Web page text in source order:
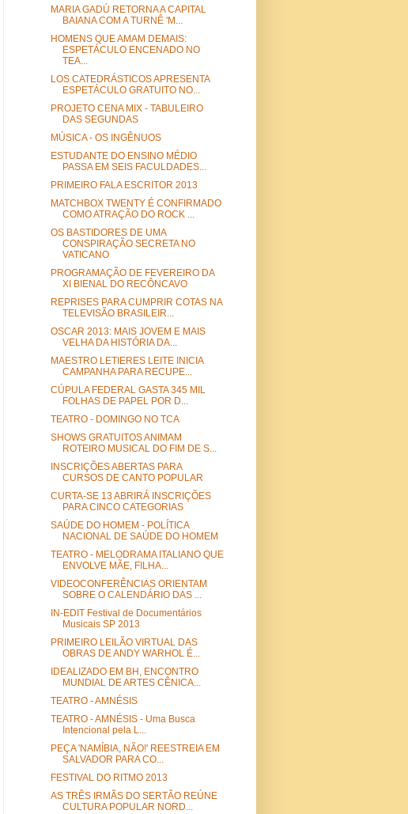
MARIA GADÚ RETORNA A CAPITAL
BAIANA COM A TURNÊ 'M...
HOMENS QUE AMAM DEMAIS:
ESPETÁCULO ENCENADO NO
TEA...
LOS CATEDRÁSTICOS APRESENTA
ESPETÁCULO GRATUITO NO...
PROJETO CENA MIX - TABULEIRO
DAS SEGUNDAS
MÚSICA - OS INGÊNUOS
ESTUDANTE DO ENSINO MÉDIO
PASSA EM SEIS FACULDADES...
PRIMEIRO FALA ESCRITOR 2013
MATCHBOX TWENTY É CONFIRMADO
COMO ATRAÇÃO DO ROCK ...
OS BASTIDORES DE UMA
CONSPIRAÇÃO SECRETA NO
VATICANO
PROGRAMAÇÃO DE FEVEREIRO DA
XI BIENAL DO RECÔNCAVO
REPRISES PARA CUMPRIR COTAS NA
TELEVISÃO BRASILEIR...
OSCAR 2013: MAIS JOVEM E MAIS
VELHA DA HISTÓRIA DA...
MAESTRO LETIERES LEITE INICIA
CAMPANHA PARA RECUPE...
CÚPULA FEDERAL GASTA 345 MIL
FOLHAS DE PAPEL POR D...
TEATRO - DOMINGO NO TCA
SHOWS GRATUITOS ANIMAM
ROTEIRO MUSICAL DO FIM DE S...
INSCRIÇÕES ABERTAS PARA
CURSOS DE CANTO POPULAR
CURTA-SE 13 ABRIRÁ INSCRIÇÕES
PARA CINCO CATEGORIAS
SAÚDE DO HOMEM - POLÍTICA
NACIONAL DE SAÚDE DO HOMEM
TEATRO - MELODRAMA ITALIANO QUE
ENVOLVE MÃE, FILHA...
VIDEOCONFERÊNCIAS ORIENTAM
SOBRE O CALENDÁRIO DAS ...
IN-EDIT Festival de Documentários
Musicais SP 2013
PRIMEIRO LEILÃO VIRTUAL DAS
OBRAS DE ANDY WARHOL É...
IDEALIZADO EM BH, ENCONTRO
MUNDIAL DE ARTES CÊNICA...
TEATRO - AMNÉSIS
TEATRO - AMNÉSIS - Uma Busca
Intencional pela L...
PEÇA 'NAMÍBIA, NÃO!' REESTREIA EM
SALVADOR PARA CO...
FESTIVAL DO RITMO 2013
AS TRÊS IRMÃS DO SERTÃO REÚNE
CULTURA POPULAR NORD...